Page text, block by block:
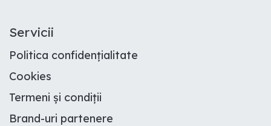
Servicii
Politica confidențialitate
Cookies
Termeni și condiții
Brand-uri partenere